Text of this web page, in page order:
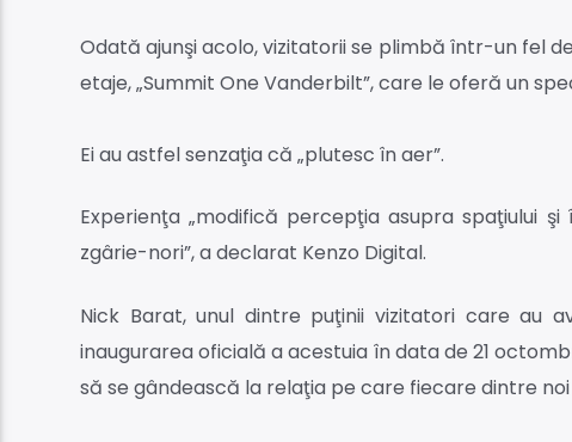
Odată ajunşi acolo, vizitatorii se plimbă într-un fel
etaje, „Summit One Vanderbilt”, care le oferă un
Ei au astfel senzaţia că „plutesc în aer”.
Experienţa „modifică percepţia asupra spaţiului
zgârie-nori”, a declarat Kenzo Digital.
Nick Barat, unul dintre puţinii vizitatori care au
inaugurarea oficială a acestuia în data de 21
să se gândească la relaţia pe care fiecare dintre noi